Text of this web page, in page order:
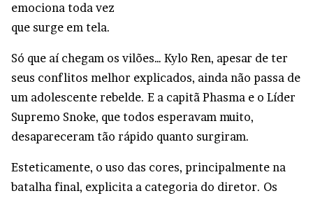
emociona toda vez
que surge em tela.
Só que aí chegam os vilões… Kylo Ren, apesar de ter
seus conflitos melhor explicados, ainda não passa de
um adolescente rebelde. E a capitã Phasma e o Líder
Supremo Snoke, que todos esperavam muito,
desapareceram tão rápido quanto surgiram.
Esteticamente, o uso das cores, principalmente na
batalha final, explicita a categoria do diretor. Os